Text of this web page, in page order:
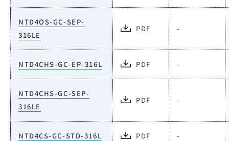
NTD4OS-GC-SEP-
316LE
PDF -
NTD4CHS-GC-EP-316L PDF -
NTD4CHS-GC-SEP-
316LE
PDF -
NTD4CS-GC-STD-316L PDF -